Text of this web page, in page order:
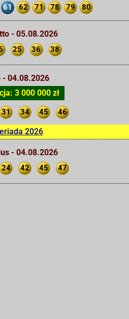
61 62 71 78 79 80
- 05.08.2026
25 36 38
- 04.08.2026
3 000 000 zł
31 34 45 46
2026
- 04.08.2026
24 42 45 47